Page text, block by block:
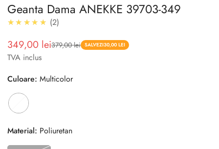
Geanta Dama ANEKKE 39703-349
★★★★★ 5.0
2
Pret
redus
349,00 lei
Pret 379,00 lei SALVEZI30,00 LEI
TVA inclus
Culoare: Multicolor
Material: Poliuretan